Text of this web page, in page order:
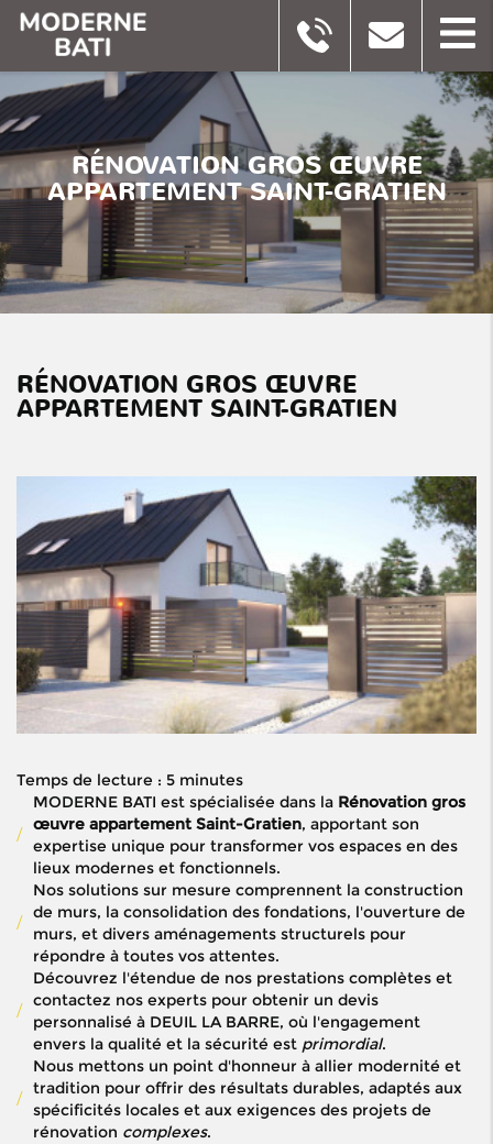
RÉNOVATION GROS ŒUVRE
APPARTEMENT SAINT-GRATIEN
RÉNOVATION GROS ŒUVRE
APPARTEMENT SAINT-GRATIEN
Temps de lecture : 5 minutes
MODERNE BATI est spécialisée dans la Rénovation gros
œuvre appartement Saint-Gratien, apportant son
expertise unique pour transformer vos espaces en des
lieux modernes et fonctionnels.
Nos solutions sur mesure comprennent la construction
de murs, la consolidation des fondations, l'ouverture de
murs, et divers aménagements structurels pour
répondre à toutes vos attentes.
Découvrez l'étendue de nos prestations complètes et
contactez nos experts pour obtenir un devis
personnalisé à DEUIL LA BARRE, où l'engagement
envers la qualité et la sécurité est primordial.
Nous mettons un point d'honneur à allier modernité et
tradition pour offrir des résultats durables, adaptés aux
spécificités locales et aux exigences des projets de
rénovation complexes.